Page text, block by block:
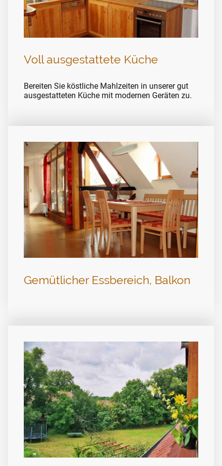
Voll ausgestattete Küche
Bereiten Sie köstliche Mahlzeiten in unserer gut
ausgestatteten Küche mit modernen Geräten zu.
Erleben Sie
Gemütlicher Essbereich, Balkon